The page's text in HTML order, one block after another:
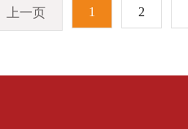
上一页 1 2